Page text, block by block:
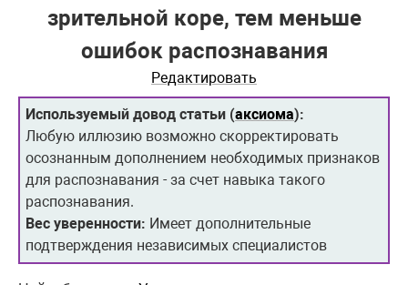
зрительной коре, тем меньше
ошибок распознавания
Редактировать
Используемый довод статьи (аксиома):
Любую иллюзию возможно скорректировать
осознанным дополнением необходимых признаков
для распознавания - за счет навыка такого
распознавания.
Вес уверенности: Имеет дополнительные
подтверждения независимых специалистов